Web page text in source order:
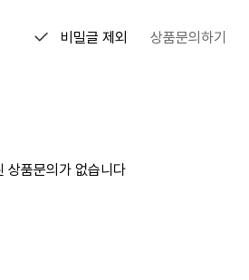
비밀글 제외 상품문의하기
상품문의가 없습니다